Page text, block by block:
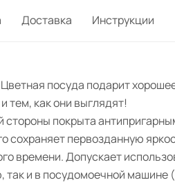
Доставка Инструкции
посуда подарит
тем, как они выглядят!
покрыта
сохраняет первозданную
времени. Допускает
так и в посудомоечной